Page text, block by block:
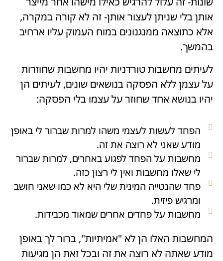
אותן בלי שניתן לעצור אותן- זה לא קורה במקרה,
אלא כתוצאה ממנגנונים במוח העמוק עליו ארחיב
בהמשך.
לעיתים מחשבות טורדניות יהיו מחשבות שחוזרות
על עצמן ללא הפסקה בנושאים שונים, לעיתים הן
יהיו בנושא אחד שחוזר על עצמו בלי הפסקה:
הפחד לעשות לעצמי משהו למרות שברור לי באופן
מודע שאני לא רוצה את זה.
מחשבות על הפחד לפגוע באחרים, למרות שברור
לי שאלו מחשבות ואין לי רצון כזה.
פחד שהנטייה המינית שלי היא לא כמו שאני חושב
ומרגיש פיזית.
מחשבות על פחדים אחרים שמאוד מכבידות.
המחשבות האלו הן לא "אמיתיות", ברור לך באופן
מודע שאתה לא רוצה את זה ובכל זאת הן מגיעות